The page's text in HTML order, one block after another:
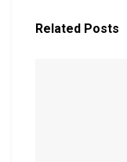
Related Posts